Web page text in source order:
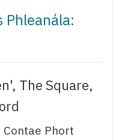
Phleanála:
The Square,
Phort